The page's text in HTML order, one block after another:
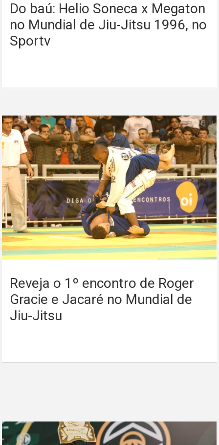
Do baú: Helio Soneca x Megaton
no Mundial de Jiu-Jitsu 1996, no
Sportv
Reveja o 1º encontro de Roger
Gracie e Jacaré no Mundial de
Jiu-Jitsu